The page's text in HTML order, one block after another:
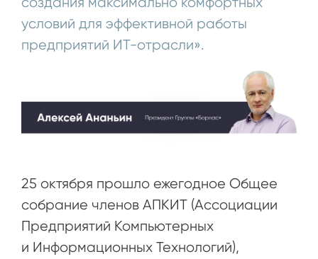
условий для эффективной работы
предприятий ИТ-отрасли».
25 октября прошло ежегодное Общее
собрание членов АПКИТ (Ассоциации
Предприятий Компьютерных
и Информационных Технологий),